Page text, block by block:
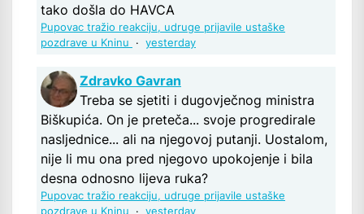
tako došla do HAVCA
Pupovac tražio reakciju, udruge prijavile ustaške
pozdrave u Kninu
· yesterday
Zdravko Gavran
Treba se sjetiti i dugovječnog ministra
Biškupića. On je preteča... svoje progredirale
nasljednice... ali na njegovoj putanji. Uostalom,
nije li mu ona pred njegovo upokojenje i bila
desna odnosno lijeva ruka?
Pupovac tražio reakciju, udruge prijavile ustaške
pozdrave u Kninu
· yesterday